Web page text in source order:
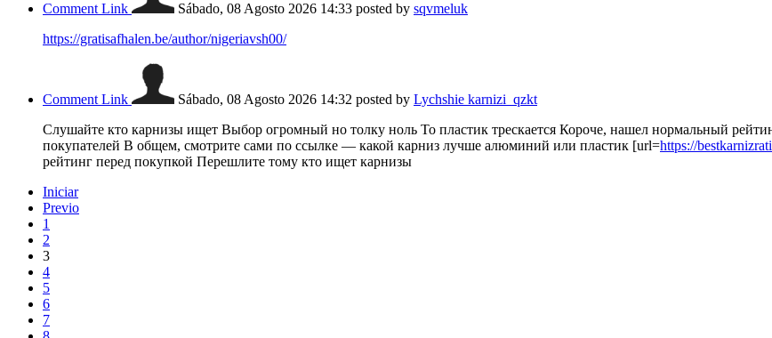
Comment Link Sábado, 08 Agosto 2026 14:33 posted by sqvmeluk
https://gratisafhalen.be/author/nigeriavsh00/
Comment Link Sábado, 08 Agosto 2026 14:32 posted by Lychshie karnizi_qzkt
Слушайте кто карнизы ищет Выбор огромный но толку ноль То пластик трескается Короче, нашел нормальный
покупателей В общем, смотрите сами по ссылке — какой карниз лучше алюминий или пластик [url=https://
рейтинг перед покупкой Перешлите тому кто ищет карнизы
Iniciar
Previo
1
2
3
4
5
6
7